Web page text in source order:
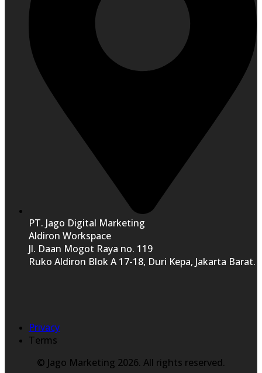
PT. Jago Digital Marketing
Aldiron Workspace
Jl. Daan Mogot Raya no. 119
Ruko Aldiron Blok A 17-18, Duri Kepa, Jakarta Barat.
Privacy
Terms
© Jago Marketing 2026. All rights reserved.